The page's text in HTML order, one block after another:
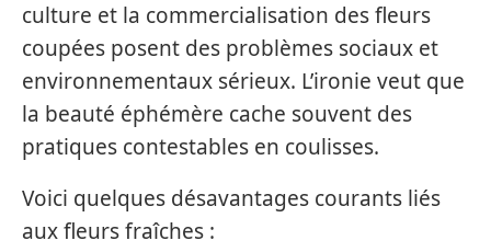
culture et la commercialisation des fleurs
coupées posent des problèmes sociaux et
environnementaux sérieux. L’ironie veut que
la beauté éphémère cache souvent des
pratiques contestables en coulisses.
Voici quelques désavantages courants liés
aux fleurs fraîches :